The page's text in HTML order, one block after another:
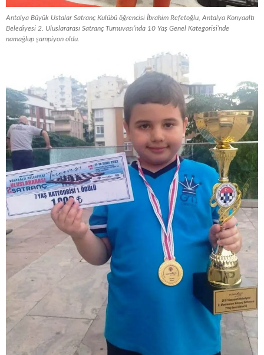
Antalya Büyük Ustalar Satranç Kulübü öğrencisi İbrahim Refetoğlu, Antalya Konyaaltı
Belediyesi 2. Uluslararası Satranç Turnuvası’nda 10 Yaş Genel Kategorisi’nde
namağlup şampiyon oldu.